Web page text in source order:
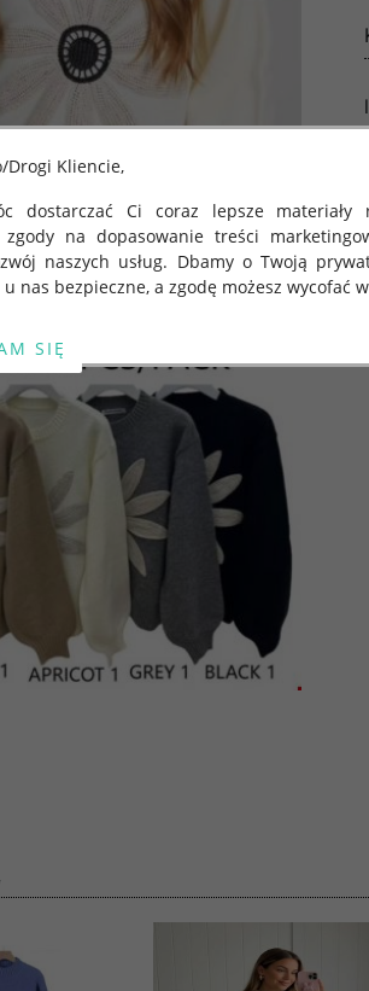
Drogi Kliencie,
dostarczać Ci coraz lepsze
zgody na dopasowanie treści
naszych usług. Dbamy o Twoją
u nas bezpieczne, a zgodę możesz
roku obowiązuje Rozporządzenie
w sprawie ochrony osób fizycznych w
takich danych oraz uchylenia
Rozporządzenie o Ochronie
Twoich danych oraz zasadach, na
informacje na ten temat.
to Twojej zgody.
przycisk „Przejdź dalej” lub zamkniesz to
jest dobrowolne. Zgodę możesz w
z prawem przetwarzania dokonanego
w tym o przysługujących
ograniczenia ich przetwarzania, prawo do
decyzji, w tym profilowaniu, a także
znajdziesz w Polityce prywatności.
sklepu
Klientom pełne poszanowanie ich